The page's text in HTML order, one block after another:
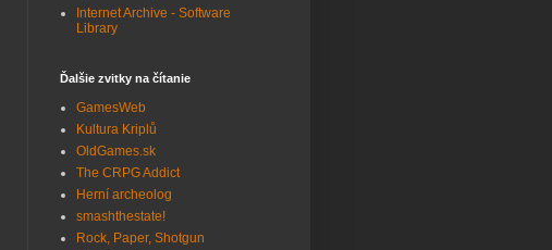
Internet Archive - Software
Library
Ďalšie zvitky na čítanie
GamesWeb
Kultura Kriplů
OldGames.sk
The CRPG Addict
Herní archeolog
smashthestate!
Rock, Paper, Shotgun